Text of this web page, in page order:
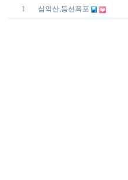
1
삼악산,등선폭포